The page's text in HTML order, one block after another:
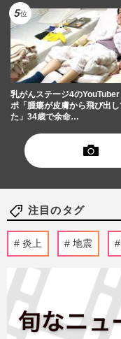
乳がんステージ4の
ポ「腫瘍が皮膚から飛び出し
た」34歳で余命…
注目のタグ
炎上 地震